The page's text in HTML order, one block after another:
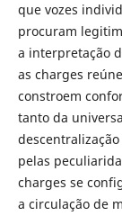
que vozes
procuram
a interpretação
as charges
constroem
tanto da
pelas
charges se
a circulação de